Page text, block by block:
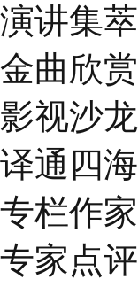
演讲集萃
金曲欣赏
影视沙龙
译通四海
专栏作家
专家点评